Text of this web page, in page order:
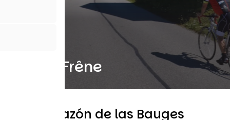
Col du Frêne
En el corazón de las Bauges